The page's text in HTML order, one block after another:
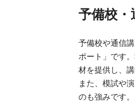
予備校・
予備校や通信
ポート」です
材を提供し、
また、模試や
のも強みです。